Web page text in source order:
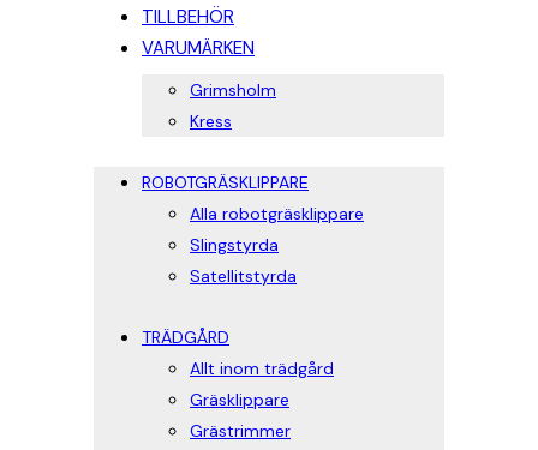
TILLBEHÖR
VARUMÄRKEN
Grimsholm
Kress
ROBOTGRÄSKLIPPARE
Alla robotgräsklippare
Slingstyrda
Satellitstyrda
TRÄDGÅRD
Allt inom trädgård
Gräsklippare
Grästrimmer